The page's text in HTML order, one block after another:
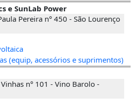
e SunLab Power
Pereira n° 450 - São Lourenço
(equip, acessórios e suprimentos)
n° 101 - Vino Barolo -